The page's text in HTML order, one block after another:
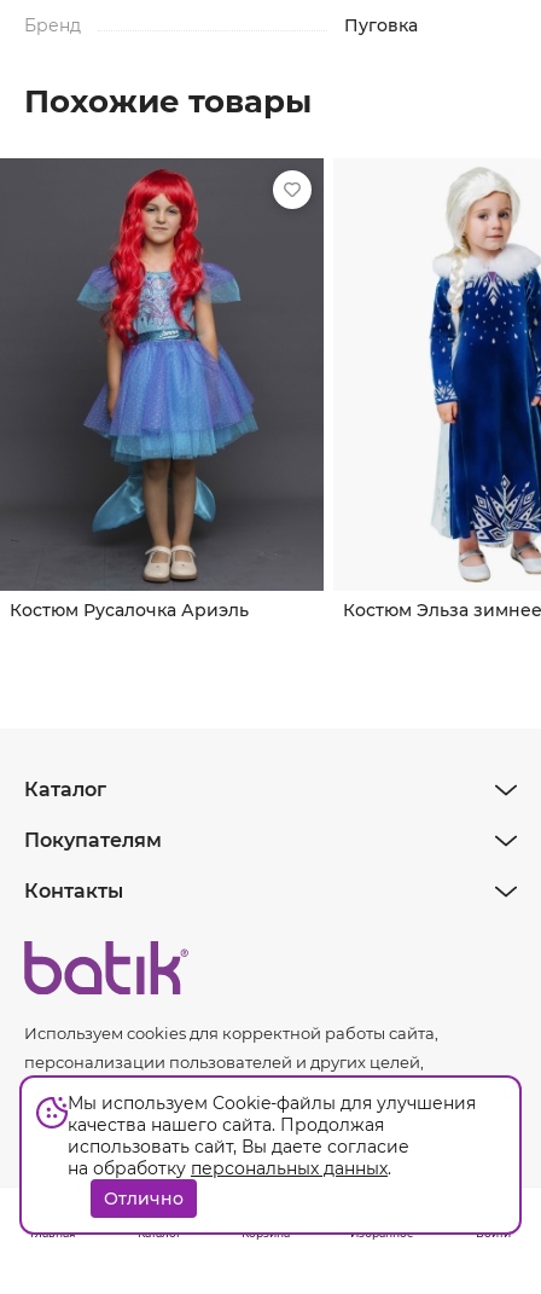
Бренд
Пуговка
Похожие товары
Костюм Русалочка Ариэль Костюм Эльза
Используем cookies для корректной работы сайта,
персонализации пользователей и других целей,
данных.
Каталог
Покупателям
Контакты
© Batik. 2026. Все права защищены.
Оферта
Мы используем Cookie-файлы для улучшения
качества нашего сайта. Продолжая
использовать сайт, Вы даете согласие
на обработку персональных данных.
Отлично
Главная Каталог Корзина Избранное Войти